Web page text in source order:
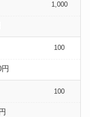
1,000
100
100